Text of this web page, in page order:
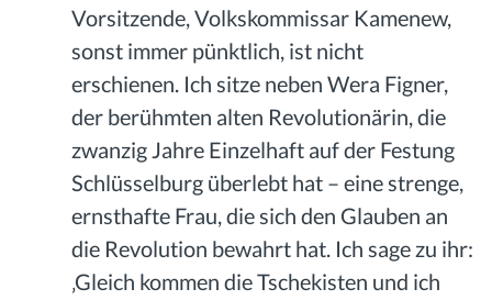
Vorsitzende, Volkskommissar Kamenew,
sonst immer pünktlich, ist nicht
erschienen. Ich sitze neben Wera Figner,
der berühmten alten Revolutionärin, die
zwanzig Jahre Einzelhaft auf der Festung
Schlüsselburg überlebt hat – eine strenge,
ernsthafte Frau, die sich den Glauben an
die Revolution bewahrt hat. Ich sage zu ihr:
‚Gleich kommen die Tschekisten und ich